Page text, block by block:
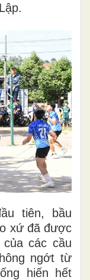
tiên, bầu
xứ đã được
các cầu
ngớt từ
hiến hết